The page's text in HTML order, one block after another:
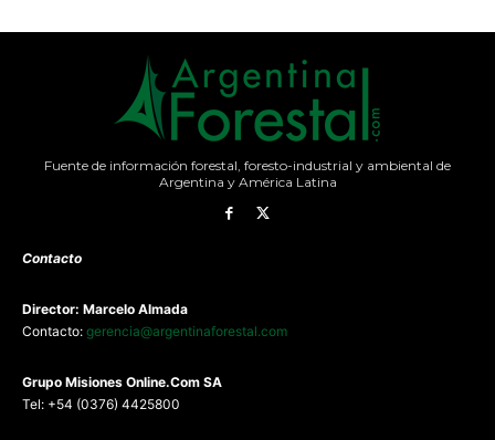
Fuente de información forestal, foresto-industrial y ambiental de
Argentina y América Latina
Contacto
Director: Marcelo Almada
Contacto: gerencia@argentinaforestal.com
Grupo Misiones Online.Com SA
Tel: +54 (0376) 4425800